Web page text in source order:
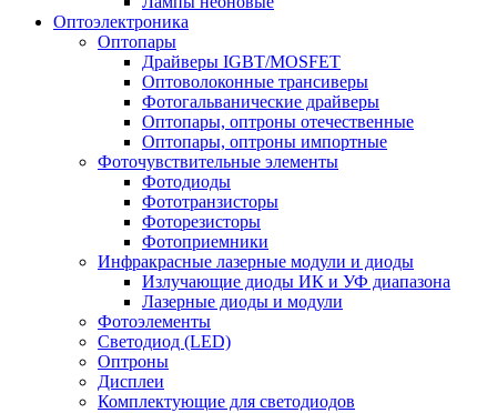
Оптоэлектроника
Оптопары
Драйверы IGBT/MOSFET
Оптоволоконные трансиверы
Фотогальванические драйверы
Оптопары, оптроны отечественные
Оптопары, оптроны импортные
Фоточувствительные элементы
Фотодиоды
Фототранзисторы
Фоторезисторы
Фотоприемники
Инфракрасные лазерные модули и диоды
Излучающие диоды ИК и УФ диапазона
Лазерные диоды и модули
Фотоэлементы
Светодиод (LED)
Оптроны
Дисплеи
Комплектующие для светодиодов